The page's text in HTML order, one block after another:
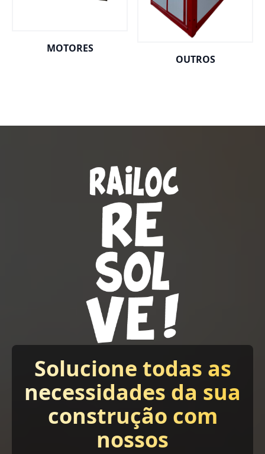
MOTORES
OUTROS
Solucione todas as
necessidades da sua
construção com
nossos